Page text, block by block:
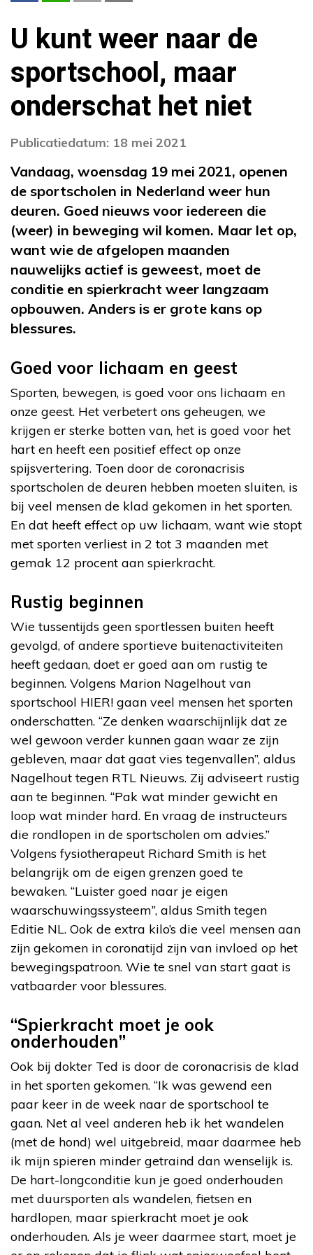
U kunt weer naar de
sportschool, maar
onderschat het niet
Publicatiedatum: 18 mei 2021
Vandaag, woensdag 19 mei 2021, openen
de sportscholen in Nederland weer hun
deuren. Goed nieuws voor iedereen die
(weer) in beweging wil komen. Maar let op,
want wie de afgelopen maanden
nauwelijks actief is geweest, moet de
conditie en spierkracht weer langzaam
opbouwen. Anders is er grote kans op
blessures.
Goed voor lichaam en geest
Sporten, bewegen, is goed voor ons lichaam en
onze geest. Het verbetert ons geheugen, we
krijgen er sterke botten van, het is goed voor het
hart en heeft een positief effect op onze
spijsvertering. Toen door de coronacrisis
sportscholen de deuren hebben moeten sluiten, is
bij veel mensen de klad gekomen in het sporten.
En dat heeft effect op uw lichaam, want wie stopt
met sporten verliest in 2 tot 3 maanden met
gemak 12 procent aan spierkracht.
Rustig beginnen
Wie tussentijds geen sportlessen buiten heeft
gevolgd, of andere sportieve buitenactiviteiten
heeft gedaan, doet er goed aan om rustig te
beginnen. Volgens Marion Nagelhout van
sportschool HIER! gaan veel mensen het sporten
onderschatten. “Ze denken waarschijnlijk dat ze
wel gewoon verder kunnen gaan waar ze zijn
gebleven, maar dat gaat vies tegenvallen”, aldus
Nagelhout tegen RTL Nieuws. Zij adviseert rustig
aan te beginnen. “Pak wat minder gewicht en
loop wat minder hard. En vraag de instructeurs
die rondlopen in de sportscholen om advies.”
Volgens fysiotherapeut Richard Smith is het
belangrijk om de eigen grenzen goed te
bewaken. “Luister goed naar je eigen
waarschuwingssysteem”, aldus Smith tegen
Editie NL. Ook de extra kilo’s die veel mensen aan
zijn gekomen in coronatijd zijn van invloed op het
bewegingspatroon. Wie te snel van start gaat is
vatbaarder voor blessures.
“Spierkracht moet je ook
onderhouden”
Ook bij dokter Ted is door de coronacrisis de klad
in het sporten gekomen. “Ik was gewend een
paar keer in de week naar de sportschool te
gaan. Net al veel anderen heb ik het wandelen
(met de hond) wel uitgebreid, maar daarmee heb
ik mijn spieren minder getraind dan wenselijk is.
De hart-longconditie kun je goed onderhouden
met duursporten als wandelen, fietsen en
hardlopen, maar spierkracht moet je ook
onderhouden. Als je weer daarmee start, moet je